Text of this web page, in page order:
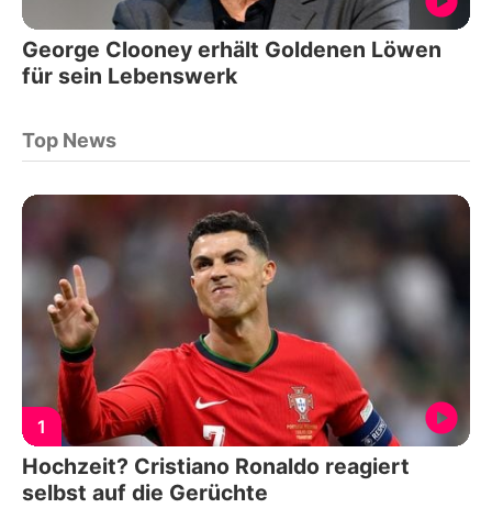
George Clooney erhält Goldenen Löwen
für sein Lebenswerk
Top News
1
Hochzeit? Cristiano Ronaldo reagiert
selbst auf die Gerüchte